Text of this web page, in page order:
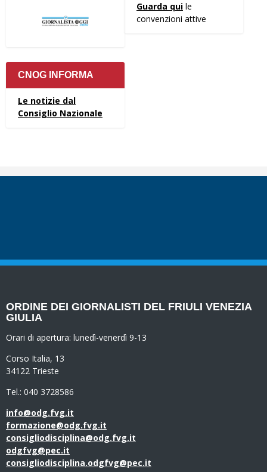
Guarda qui le
convenzioni attive
CNOG INFORMA
Le notizie dal
Consiglio Nazionale
ORDINE DEI GIORNALISTI DEL FRIULI VENEZIA
GIULIA
Orari di apertura: lunedì-venerdì 9-13
Corso Italia, 13
34122 Trieste
Tel.: 040 3728586
info@odg.fvg.it
formazione@odg.fvg.it
consigliodisciplina@odg.fvg.it
odgfvg@pec.it
consigliodisciplina.odgfvg@pec.it